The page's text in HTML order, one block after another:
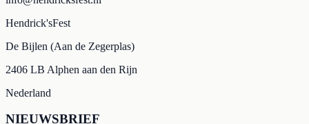
Hendrick'sFest
De Bijlen (Aan de Zegerplas)
2406 LB Alphen aan den Rijn
Nederland
NIEUWSBRIEF